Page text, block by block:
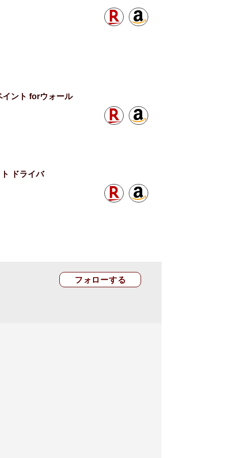
イント forウォール
ドライバ